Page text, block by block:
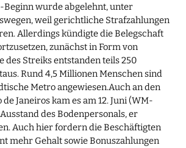
Beginn wurde abgelehnt, unter
weil gerichtliche Strafzahlungen
Allerdings kündigte die Belegschaft
zunächst in Form von
des Streiks entstanden teils 250
Rund 4,5 Millionen Menschen sind
Metro angewiesen.Auch an den
Janeiros kam es am 12. Juni (WM-
des Bodenpersonals, er
Auch hier fordern die Beschäftigten
mehr Gehalt sowie Bonuszahlungen